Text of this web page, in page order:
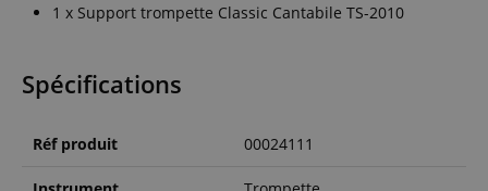
1 x Support trompette Classic Cantabile TS-2010
Spécifications
Réf produit 00024111